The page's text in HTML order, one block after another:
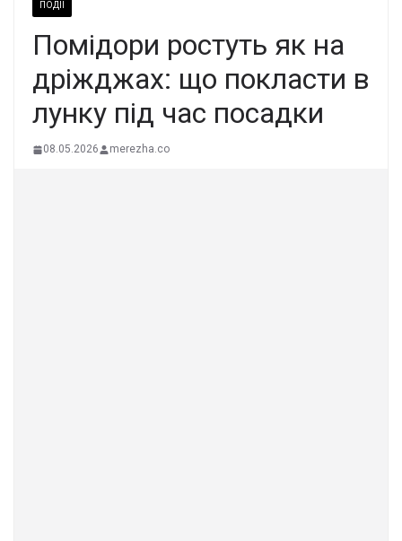
ПОДІЇ
Помідори ростуть як на
дріжджах: що покласти в
лунку під час посадки
08.05.2026 merezha.co